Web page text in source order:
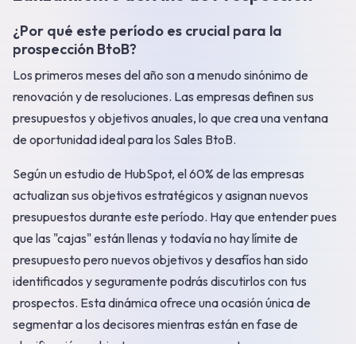
¿Por qué este período es crucial para la
prospección BtoB?
Los primeros meses del año son a menudo sinónimo de
renovación y de resoluciones. Las empresas definen sus
presupuestos y objetivos anuales, lo que crea una ventana
de oportunidad ideal para los Sales BtoB.
Según un estudio de HubSpot, el 60% de las empresas
actualizan sus objetivos estratégicos y asignan nuevos
presupuestos durante este período. Hay que entender pues
que las "cajas" están llenas y todavía no hay límite de
presupuesto pero nuevos objetivos y desafíos han sido
identificados y seguramente podrás discutirlos con tus
prospectos. Esta dinámica ofrece una ocasión única de
segmentar a los decisores mientras están en fase de